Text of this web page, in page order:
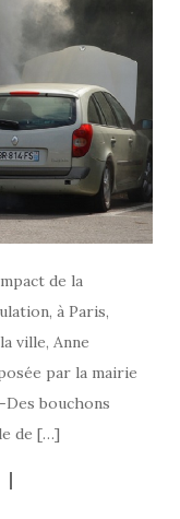
de la
à Paris,
ville, Anne
par la mairie
bouchons
de […]